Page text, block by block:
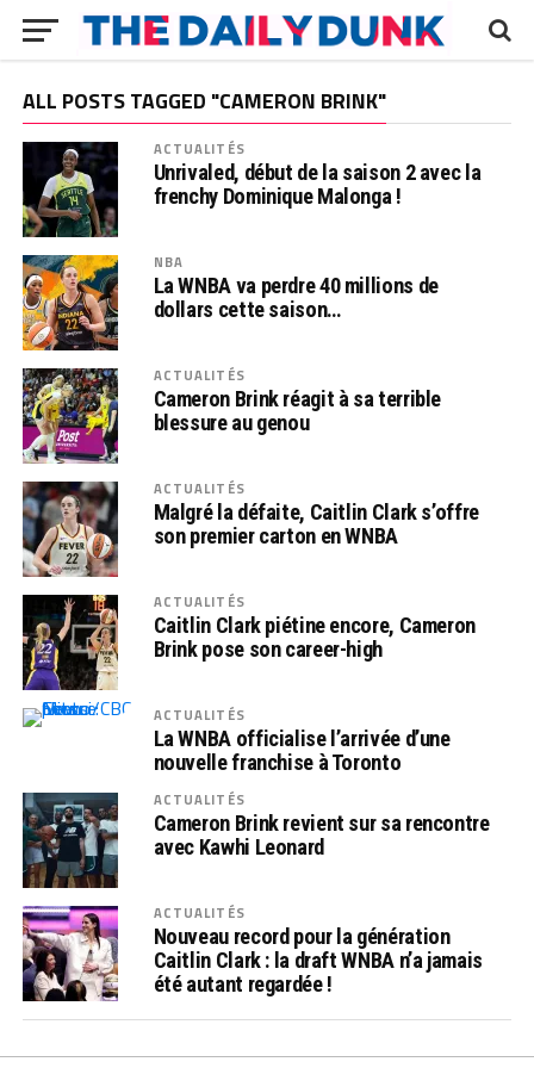
ALL POSTS TAGGED "CAMERON BRINK"
ACTUALITÉS
Unrivaled, début de la saison 2 avec la
frenchy Dominique Malonga !
NBA
La WNBA va perdre 40 millions de
dollars cette saison…
ACTUALITÉS
Cameron Brink réagit à sa terrible
blessure au genou
ACTUALITÉS
Malgré la défaite, Caitlin Clark s’offre
son premier carton en WNBA
ACTUALITÉS
Caitlin Clark piétine encore, Cameron
Brink pose son career-high
ACTUALITÉS
La WNBA officialise l’arrivée d’une
nouvelle franchise à Toronto
ACTUALITÉS
Cameron Brink revient sur sa rencontre
avec Kawhi Leonard
ACTUALITÉS
Nouveau record pour la génération
Caitlin Clark : la draft WNBA n’a jamais
été autant regardée !